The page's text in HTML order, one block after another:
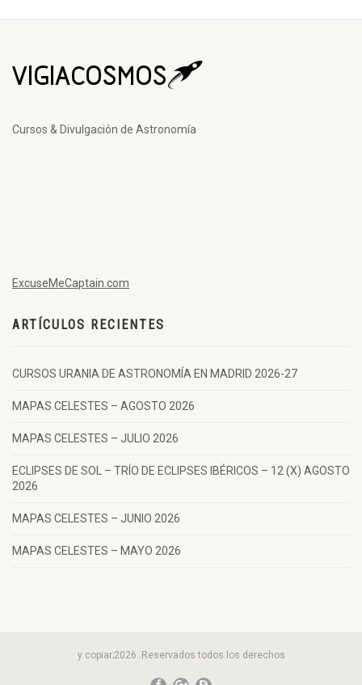
Cursos & Divulgación de Astronomía
ExcuseMeCaptain.com
ARTÍCULOS RECIENTES
CURSOS URANIA DE ASTRONOMÍA EN MADRID 2026-27
MAPAS CELESTES – AGOSTO 2026
MAPAS CELESTES – JULIO 2026
ECLIPSES DE SOL – TRÍO DE ECLIPSES IBÉRICOS – 12 (X) AGOSTO
2026
MAPAS CELESTES – JUNIO 2026
MAPAS CELESTES – MAYO 2026
y copiar;2026 .Reservados todos los derechos